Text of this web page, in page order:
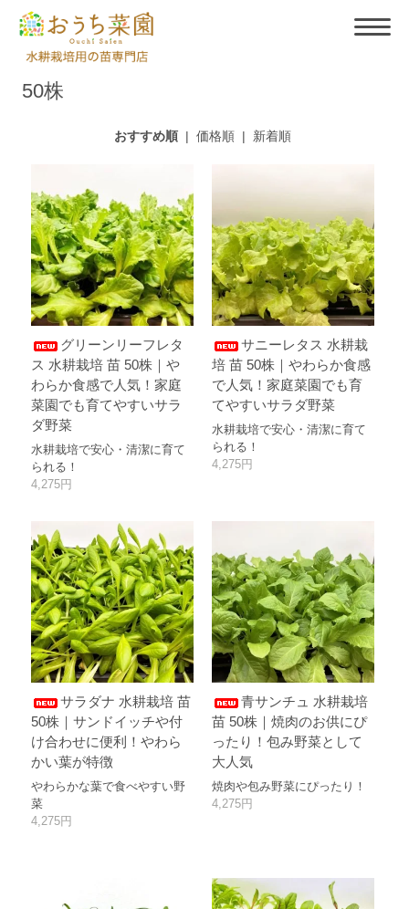
50株
おすすめ順| 価格順| 新着順
グリーンリーフレタ
ス 水耕栽培 苗 50株｜や
わらか食感で人気！家庭
菜園でも育てやすいサラ
ダ野菜
水耕栽培で安心・清潔に育て
られる！
4,275円
サニーレタス 水耕栽
培 苗 50株｜やわらか食感
で人気！家庭菜園でも育
てやすいサラダ野菜
水耕栽培で安心・清潔に育て
られる！
4,275円
サラダナ 水耕栽培 苗
50株｜サンドイッチや付
け合わせに便利！やわら
かい葉が特徴
やわらかな葉で食べやすい野
菜
4,275円
青サンチュ 水耕栽培
苗 50株｜焼肉のお供にぴ
ったり！包み野菜として
大人気
焼肉や包み野菜にぴったり！
4,275円